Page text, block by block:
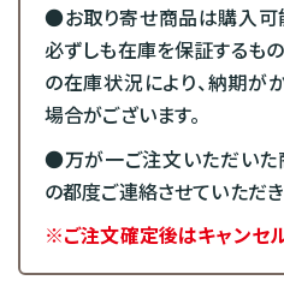
●お取り寄せ商品は購入可
必ずしも在庫を保証するも
の在庫状況により、納期が
場合がございます。
●万が一ご注文いただい
の都度ご連絡させていただき
※ご注文確定後はキャンセル